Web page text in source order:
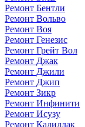
Ремонт Бентли
Ремонт Вольво
Ремонт Воя
Ремонт Генезис
Ремонт Грейт Вол
Ремонт Джак
Ремонт Джили
Ремонт Джип
Ремонт Зикр
Ремонт Инфинити
Ремонт Исузу
Ремонт Кадиллак